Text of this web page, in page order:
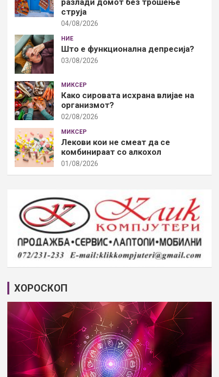
струја
04/08/2026
НИЕ
Што е функционална депресија?
03/08/2026
МИКСЕР
Како сировата исхрана влијае на
организмот?
02/08/2026
МИКСЕР
Лекови кои не смеат да се
комбинираат со алкохол
01/08/2026
ХОРОСКОП